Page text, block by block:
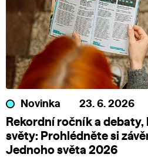
Novinka 23. 6. 2026
Rekordní ročník a
světy: Prohlédněte si
Jednoho světa 2026